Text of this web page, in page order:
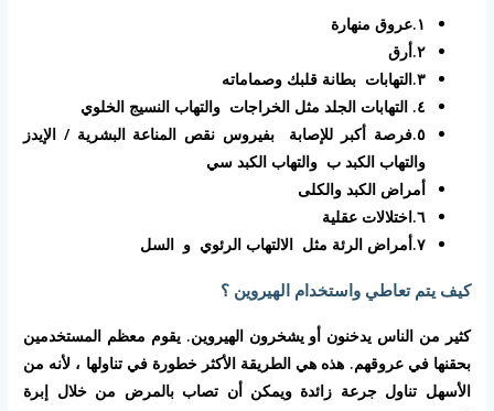
١.عروق منهارة
٢.أرق
٣.التهابات بطانة قلبك وصماماته
٤. التهابات الجلد مثل الخراجات والتهاب النسيج الخلوي
٥.فرصة أكبر للإصابة بفيروس نقص المناعة البشرية / الإيدز
والتهاب الكبد ب والتهاب الكبد سي
أمراض الكبد والكلى
٦.اختلالات عقلية
٧.أمراض الرئة مثل الالتهاب الرئوي و السل
كيف يتم تعاطي واستخدام الهيروين ؟
كثير من الناس يدخنون أو يشخرون الهيروين. يقوم معظم المستخدمين
بحقنها في عروقهم. هذه هي الطريقة الأكثر خطورة في تناولها ، لأنه من
الأسهل تناول جرعة زائدة ويمكن أن تصاب بالمرض من خلال إبرة